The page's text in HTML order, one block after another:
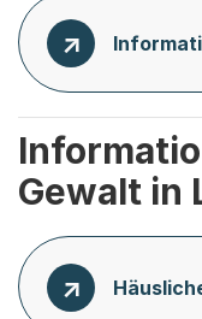
Gewalt in